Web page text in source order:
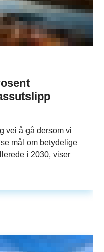
vei å gå dersom vi
mål om betydelige
i 2030, viser